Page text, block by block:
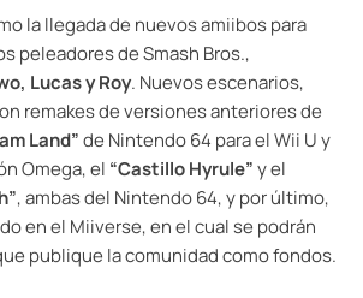
la llegada de nuevos amiibos para
peleadores de Smash Bros.,
Lucas y Roy. Nuevos escenarios,
remakes de versiones anteriores de
Land”de Nintendo 64 para el Wii U y
Omega, el “Castillo Hyrule”y el
, ambas del Nintendo 64, y por último,
en el Miiverse, en el cual se podrán
publique la comunidad como fondos.